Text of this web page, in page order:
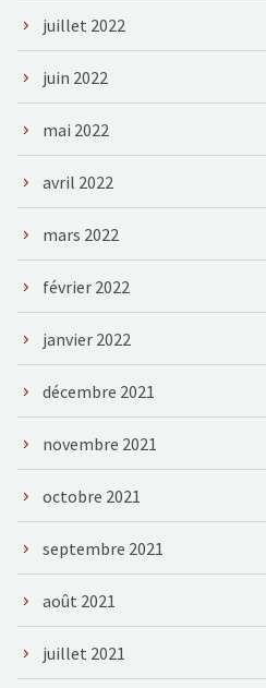
juillet 2022
juin 2022
mai 2022
avril 2022
mars 2022
février 2022
janvier 2022
décembre 2021
novembre 2021
octobre 2021
septembre 2021
août 2021
juillet 2021